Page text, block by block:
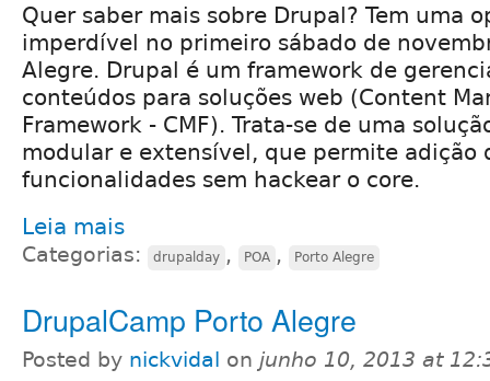
Quer saber mais sobre Drupal? Tem uma
imperdível no primeiro sábado de
Alegre. Drupal é um framework de
conteúdos para soluções web (Content
Framework - CMF). Trata-se de uma
modular e extensível, que permite adição
funcionalidades sem hackear o core.
Leia mais
Categorias: drupalday , POA , Porto Alegre
DrupalCamp Porto Alegre
Posted by nickvidal on junho 10, 2013 at